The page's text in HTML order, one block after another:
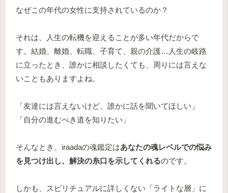
なぜこの年代の女性に支持されているのか？
それは、人生の転機を迎えることが多い年代だからで
す。結婚、離婚、転職、子育て、親の介護…人生の岐路
に立ったとき、誰かに相談したくても、周りには言えな
いこともありますよね。
「友達には言えないけど、誰かに話を聞いてほしい」
「自分の進むべき道を知りたい」
そんなとき、iraadaの魂鑑定はあなたの魂レベルでの悩み
を見つけ出し、解決の糸口を示してくれるのです。
しかも、スピリチュアルに詳しくない「ライトな層」に